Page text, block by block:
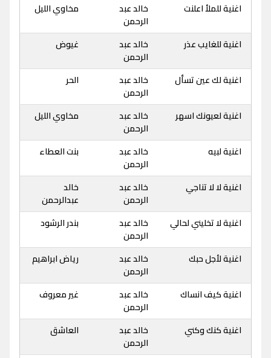
اغنية للملأ اعلنت
خالد عبد
الرحمن
مخاوي الليل
اغنية للغايب عذر
خالد عبد
الرحمن
غيوض
اغنية لك عين تسأل
خالد عبد
الرحمن
الحر
اغنية لعيونك اسهر
خالد عبد
الرحمن
مخاوي الليل
اغنية لبيه
خالد عبد
الرحمن
بنت العطاء
اغنية لا لا تناجي
خالد عبد
الرحمن
خالد
عبدالرحمن
اغنية لا تخليني لحالي
خالد عبد
الرحمن
بندر الرشود
اغنية لأجل حبك
خالد عبد
الرحمن
رياض ابراهيم
اغنية كيف انساك
خالد عبد
الرحمن
غير معروف
اغنية كنك وكني
خالد عبد
الرحمن
العاشق